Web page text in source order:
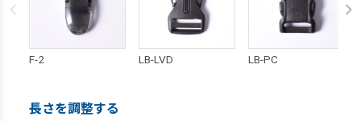
F-2 LB-LVD LB-PC
長さを調整する